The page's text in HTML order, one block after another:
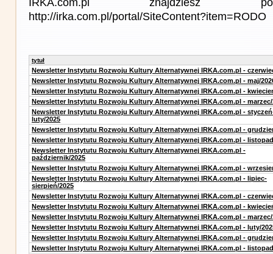
http://irka.com.pl/portal/SiteContent?item=RODO
tytuł
Newsletter Instytutu Rozwoju Kultury Alternatywnej IRKA.com.pl -
Newsletter Instytutu Rozwoju Kultury Alternatywnej IRKA.com.pl - maj/
Newsletter Instytutu Rozwoju Kultury Alternatywnej IRKA.com.pl -
Newsletter Instytutu Rozwoju Kultury Alternatywnej IRKA.com.pl - marzec/
Newsletter Instytutu Rozwoju Kultury Alternatywnej IRKA.com.pl -
luty/2025
Newsletter Instytutu Rozwoju Kultury Alternatywnej IRKA.com.pl -
Newsletter Instytutu Rozwoju Kultury Alternatywnej IRKA.com.pl -
Newsletter Instytutu Rozwoju Kultury Alternatywnej IRKA.com.pl -
październik/2025
Newsletter Instytutu Rozwoju Kultury Alternatywnej IRKA.com.pl -
Newsletter Instytutu Rozwoju Kultury Alternatywnej IRKA.com.pl - lipiec-
sierpień/2025
Newsletter Instytutu Rozwoju Kultury Alternatywnej IRKA.com.pl -
Newsletter Instytutu Rozwoju Kultury Alternatywnej IRKA.com.pl -
Newsletter Instytutu Rozwoju Kultury Alternatywnej IRKA.com.pl - marzec/
Newsletter Instytutu Rozwoju Kultury Alternatywnej IRKA.com.pl - luty/
Newsletter Instytutu Rozwoju Kultury Alternatywnej IRKA.com.pl -
Newsletter Instytutu Rozwoju Kultury Alternatywnej IRKA.com.pl -